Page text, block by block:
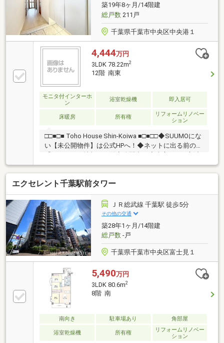
築19年8ヶ月/14階建
総戸数211戸
千葉県千葉市中央区中央港１
4,444万円
3LDK 78.22m2
12階 南東
モニタ付インターホ
ン
浴室乾燥機 即入居可
床暖房 所有権
リフォームリノベー
ション
□□■□■ Toho House Shin-Koiwa ■□■□□◆SUUMOにな
い【未公開物件】は公式HPへ！◆ネットに出る前の
「フライング情報」を限定公開中！◆東宝ハウス新小
岩が選ばれる3つの理由◆①【業界最低水準の提携住
宅ローン】優遇金利＆各種手数料0円！独自審査でロ
ーンに強い！②【未来カレンダー】専用ソフトで将来
の資金計画を無料シミュレーション。③【ご購入後の
生涯サポート】売って終わりではなく、お引渡し後も
一生涯お守りします。◆HPにて【写真付きお客様の
声】1400件以上公開中！◆お問合せは【資料請求】又
は【 0120-104-581 】まで！
エクセレント千葉駅前タワー
ＪＲ総武線 千葉駅 徒歩5分
その他の交通
築28年1ヶ月/14階建
総戸数-戸
千葉県千葉市中央区富士見１
5,490万円
3LDK 80.6m2
8階 南
南向き 駐車場あり 角部屋
浴室乾燥機 所有権
リフォームリノベー
ション